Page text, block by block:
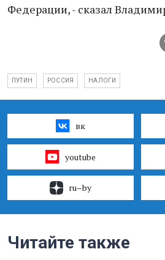
Федерации, - сказал
ПУТИН РОССИЯ НАЛОГИ
вк
youtube
ru–by
Читайте также